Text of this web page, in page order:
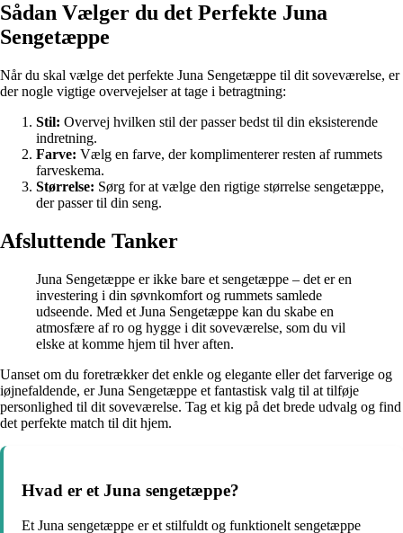
Sådan Vælger du det Perfekte Juna
Sengetæppe
Når du skal vælge det perfekte Juna Sengetæppe til dit soveværelse, er
der nogle vigtige overvejelser at tage i betragtning:
Stil: Overvej hvilken stil der passer bedst til din eksisterende
indretning.
Farve: Vælg en farve, der komplimenterer resten af rummets
farveskema.
Størrelse: Sørg for at vælge den rigtige størrelse sengetæppe,
der passer til din seng.
Afsluttende Tanker
Juna Sengetæppe er ikke bare et sengetæppe – det er en
investering i din søvnkomfort og rummets samlede
udseende. Med et Juna Sengetæppe kan du skabe en
atmosfære af ro og hygge i dit soveværelse, som du vil
elske at komme hjem til hver aften.
Uanset om du foretrækker det enkle og elegante eller det farverige og
iøjnefaldende, er Juna Sengetæppe et fantastisk valg til at tilføje
personlighed til dit soveværelse. Tag et kig på det brede udvalg og find
det perfekte match til dit hjem.
Hvad er et Juna sengetæppe?
Et Juna sengetæppe er et stilfuldt og funktionelt sengetæppe